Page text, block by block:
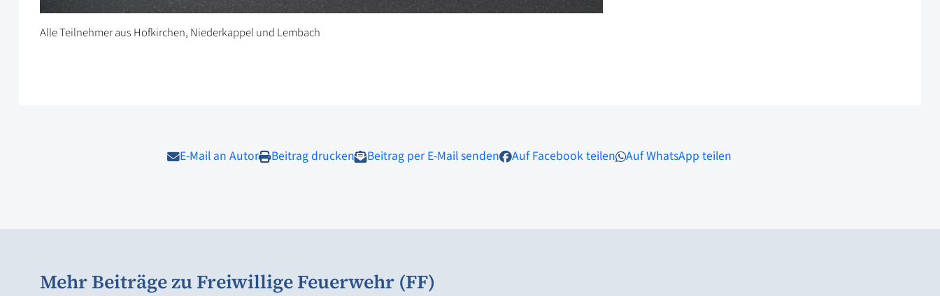
Alle Teilnehmer aus Hofkirchen, Niederkappel und Lembach
E-Mail an Autor Beitrag drucken Beitrag per E-Mail senden Auf Facebook teilen Auf WhatsApp teilen
Mehr Beiträge zu Freiwillige Feuerwehr (FF)